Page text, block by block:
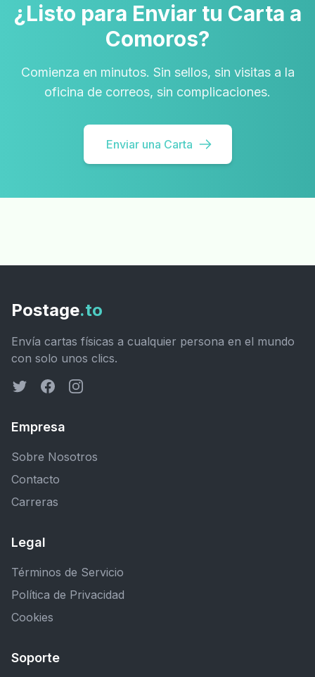
¿Listo para Enviar tu Carta a
Comoros?
Comienza en minutos. Sin sellos, sin visitas a la
oficina de correos, sin complicaciones.
Enviar una Carta
Postage.to
Envía cartas físicas a cualquier persona en el mundo
con solo unos clics.
Empresa
Sobre Nosotros
Contacto
Carreras
Legal
Términos de Servicio
Política de Privacidad
Cookies
Soporte